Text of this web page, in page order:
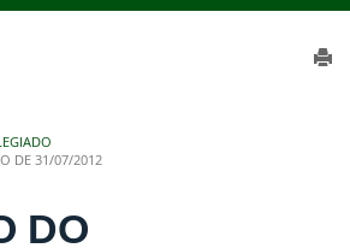
DE 31/07/2012
DO